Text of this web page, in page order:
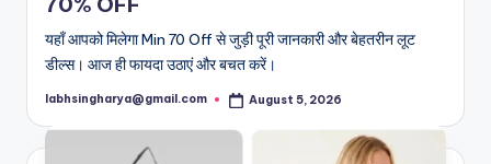
यहाँ आपको मिलेगा Min 70 Off से जुड़ी पूरी जानकारी और बेहतरीन लूट
डील्स। आज ही फायदा उठाएं और बचत करें।
Posted
labhsingharya@gmail.com August 5, 2026